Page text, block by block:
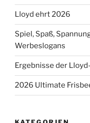
Lloyd ehrt 2026
Spiel, Spaß,
Werbeslogans
Ergebnisse der
2026 Ultimate